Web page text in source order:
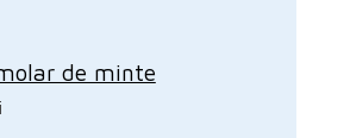
de minte